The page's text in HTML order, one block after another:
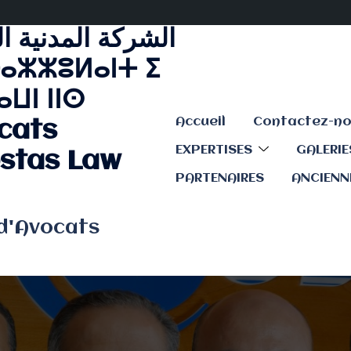
الشركة المدنية
ⵉ
ⵏⵏⵙ
Law
Accueil
EXPERTISES
PARTENAIRES